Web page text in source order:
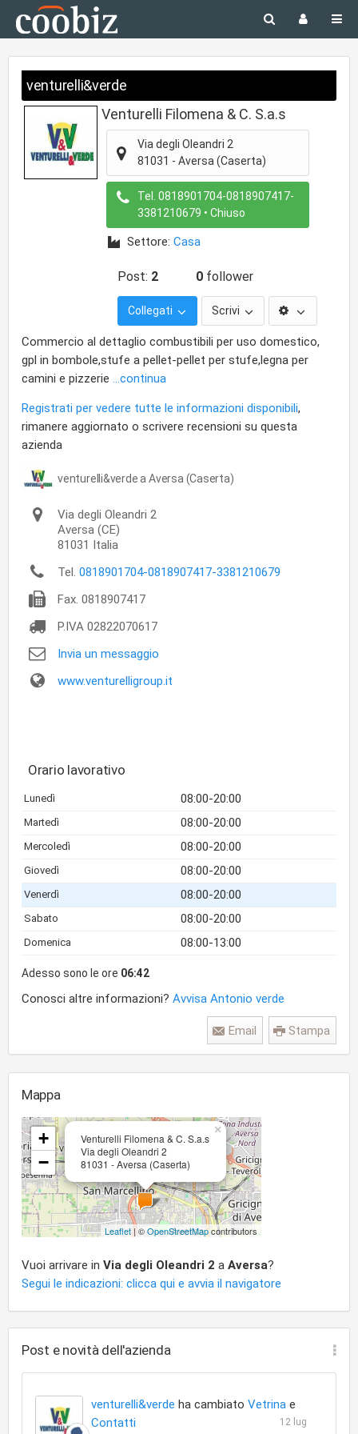
venturelli&verde
Venturelli Filomena & C. S.a.s
Via degli Oleandri 2
81031 - Aversa (Caserta)
Tel. 0818901704-0818907417-
3381210679 • Chiuso
Settore: Casa
Post: 2 0 follower
Collegati Scrivi
Commercio al dettaglio combustibili per uso domestico,
gpl in bombole,stufe a pellet-pellet per stufe,legna per
camini e pizzerie ...continua
Registrati per vedere tutte le informazioni disponibili,
rimanere aggiornato o scrivere recensioni su questa
azienda
venturelli&verde a Aversa (Caserta)
Via degli Oleandri 2
Aversa (CE)
81031 Italia
Tel. 0818901704-0818907417-3381210679
Fax. 0818907417
P.IVA 02822070617
Invia un messaggio
www.venturelligroup.it
Orario lavorativo
Lunedì 08:00-20:00
Martedì 08:00-20:00
Mercoledì 08:00-20:00
Giovedì 08:00-20:00
Venerdì 08:00-20:00
Sabato 08:00-20:00
Domenica 08:00-13:00
Adesso sono le ore 06:42
Conosci altre informazioni? Avvisa Antonio verde
Stampa
Email
Mappa
Venturelli Filomena & C. S.a.s
Via degli Oleandri 2
81031 - Aversa (Caserta)
×
+
−
Leaflet| ©OpenStreetMapcontributors
Vuoi arrivare in Via degli Oleandri 2 a Aversa?
Segui le indicazioni: clicca qui e avvia il navigatore
Post e novità dell'azienda
venturelli&verde ha cambiato Vetrina e
Contatti
12 lug